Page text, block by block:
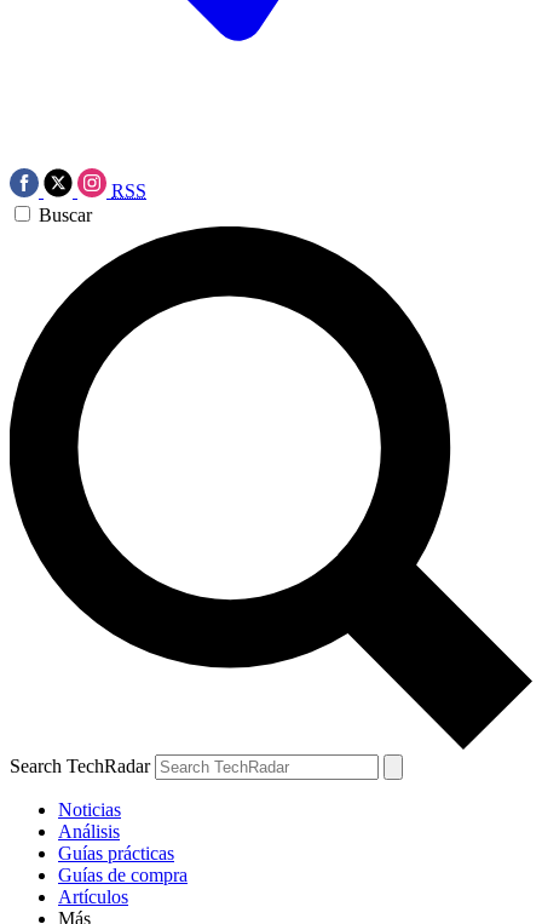
RSS
Buscar
Search TechRadar
Noticias
Análisis
Guías prácticas
Guías de compra
Artículos
Más